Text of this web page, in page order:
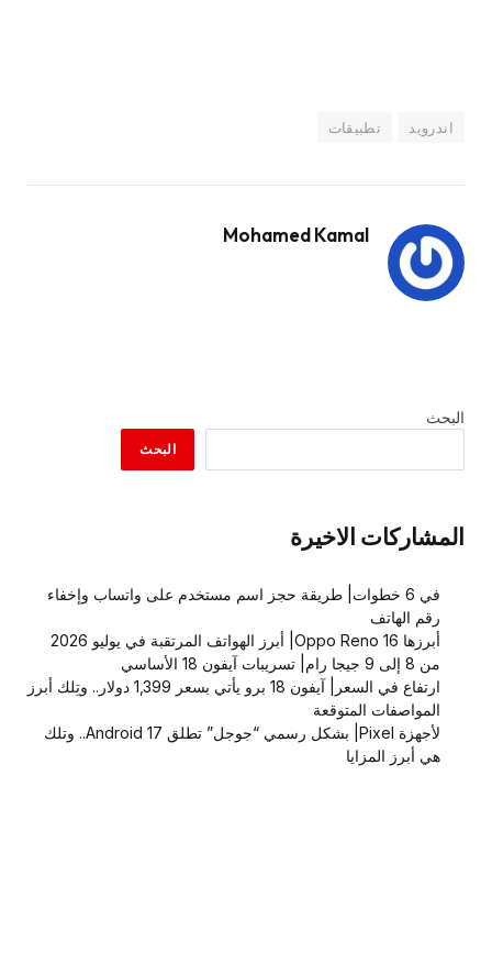
اندرويد تطبيقات
Mohamed Kamal
البحث
البحث
المشاركات الاخيرة
في 6 خطوات| طريقة حجز اسم مستخدم على واتساب وإخفاء
رقم الهاتف
أبرزها Oppo Reno 16| أبرز الهواتف المرتقبة في يوليو 2026
من 8 إلى 9 جيجا رام| تسريبات آيفون 18 الأساسي
ارتفاع في السعر| آيفون 18 برو يأتي بسعر 1,399 دولار.. وتِلك أبرز
المواصفات المتوقعة
لأجهزة Pixel| بشكل رسمي “جوجل” تطلق Android 17.. وتلك
هي أبرز المزايا